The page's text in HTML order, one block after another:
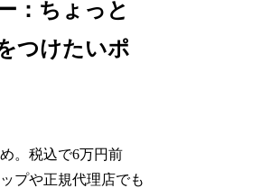
：ちょっと
つけたいポ
。税込で6万円前
プや正規代理店でも